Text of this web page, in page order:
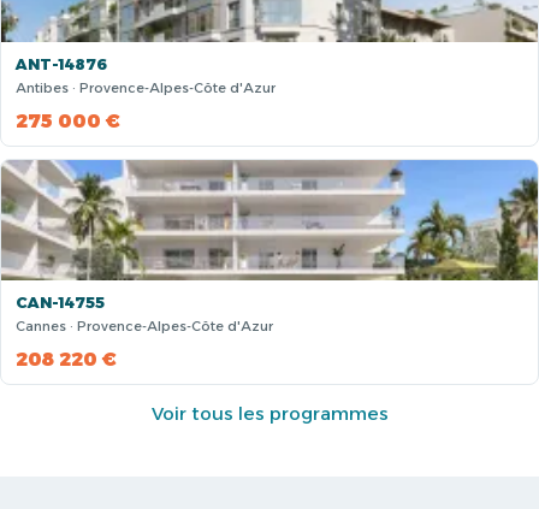
ANT-14876
Antibes · Provence-Alpes-Côte d'Azur
275 000 €
CAN-14755
Cannes · Provence-Alpes-Côte d'Azur
208 220 €
Voir tous les programmes